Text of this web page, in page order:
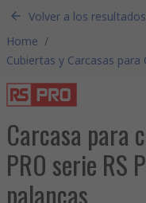
Volver a los resultados
Home /
Cubiertas y Carcasas
Carcasa para
PRO serie RS
palancas